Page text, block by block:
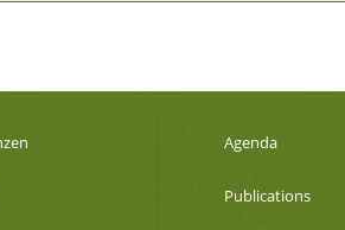
Agenda
Publications